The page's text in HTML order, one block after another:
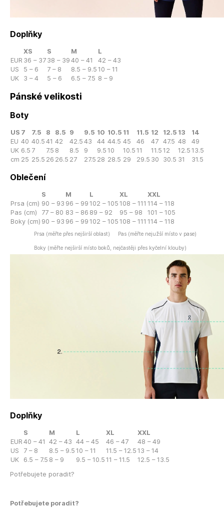
Doplňky
XS S M
L
EUR 36 – 37 38 – 39 40 – 41
42 – 43
US
5 – 6 7 – 8 8.5 – 9.5 10 – 11
UK
3 – 4 5 – 6 6.5 – 7.5 8 – 9
Pánské velikosti
Boty
US 7 7.5 8 8.5 9 9.5 10 10.5 11 11.5 12 12.5 13
14
EU 40 40.5 41 42 42.5 43 44 44.5 45 46 47 47.5 48
49
UK 6.5 7 7.5 8 8.5 9 9.5 10 10.5 11 11.5 12 12.5 13.5
cm 25 25.5 26 26.5 27 27.5 28 28.5 29 29.5 30 30.5 31 31.5
Oblečení
S M L XL
XXL
Prsa (cm) 90 – 93 96 – 99 102 – 105 108 – 111 114 – 118
Pas (cm)
77 – 80 83 – 86 89 – 92 95 – 98
101 – 105
Boky (cm) 90 – 93 96 – 99 102 – 105 108 – 111 114 – 118
Prsa (měřte přes nejširší oblast) Pas (měřte nejužší místo v pase)
Boky (měřte nejširší místo boků, nejčastěji přes kyčelní klouby)
Doplňky
S M L XL
XXL
EUR 40 – 41 42 – 43 44 – 45 46 – 47
48 – 49
US
7 – 8 8.5 – 9.5 10 – 11 11.5 – 12.5 13 – 14
UK
6.5 – 7.5 8 – 9 9.5 – 10.5 11 – 11.5
12.5 – 13.5
Potřebujete poradit?
Potřebujete poradit?